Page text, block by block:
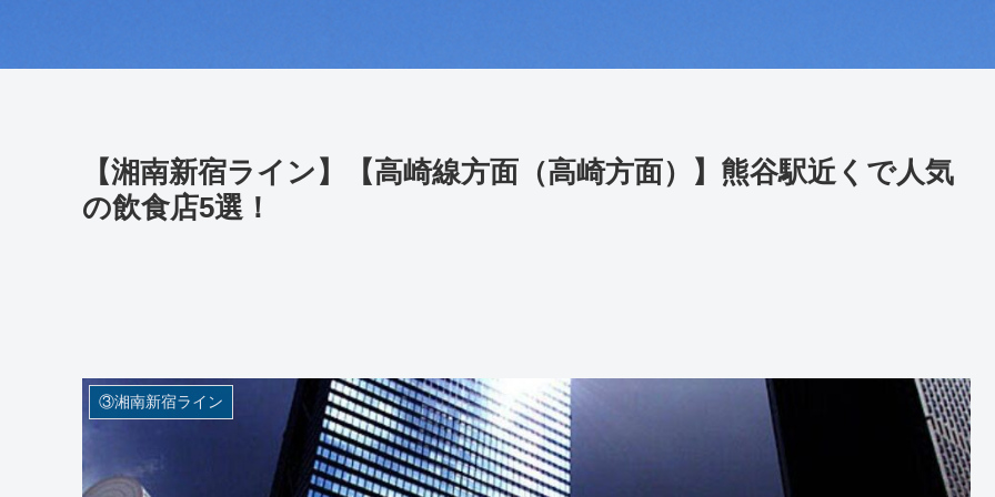
【湘南新宿ライン】【高崎線方面（高崎方面）】熊谷駅近くで人気
の飲食店5選！
③湘南新宿ライン